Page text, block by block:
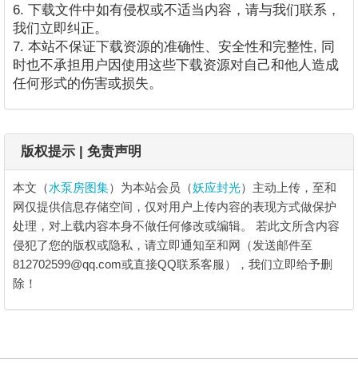
6. 下载文件中如有侵权或不适当内容，请与我们联系，
我们立即纠正。
7. 本站不保证下载资源的准确性、安全性和完整性, 同
时也不承担用户因使用这些下载资源对自己和他人造成
任何形式的伤害或损失。
版权提示 | 免责声明
本文（水泵房图集）为本站会员（妖应封光）主动上传，至和
网仅提供信息存储空间，仅对用户上传内容的表现方式做保护
处理，对上载内容本身不做任何修改或编辑。 若此文所含内容
侵犯了您的版权或隐私，请立即通知至和网（发送邮件至
812702599@qq.com或直接QQ联系客服），我们立即给予删
除！